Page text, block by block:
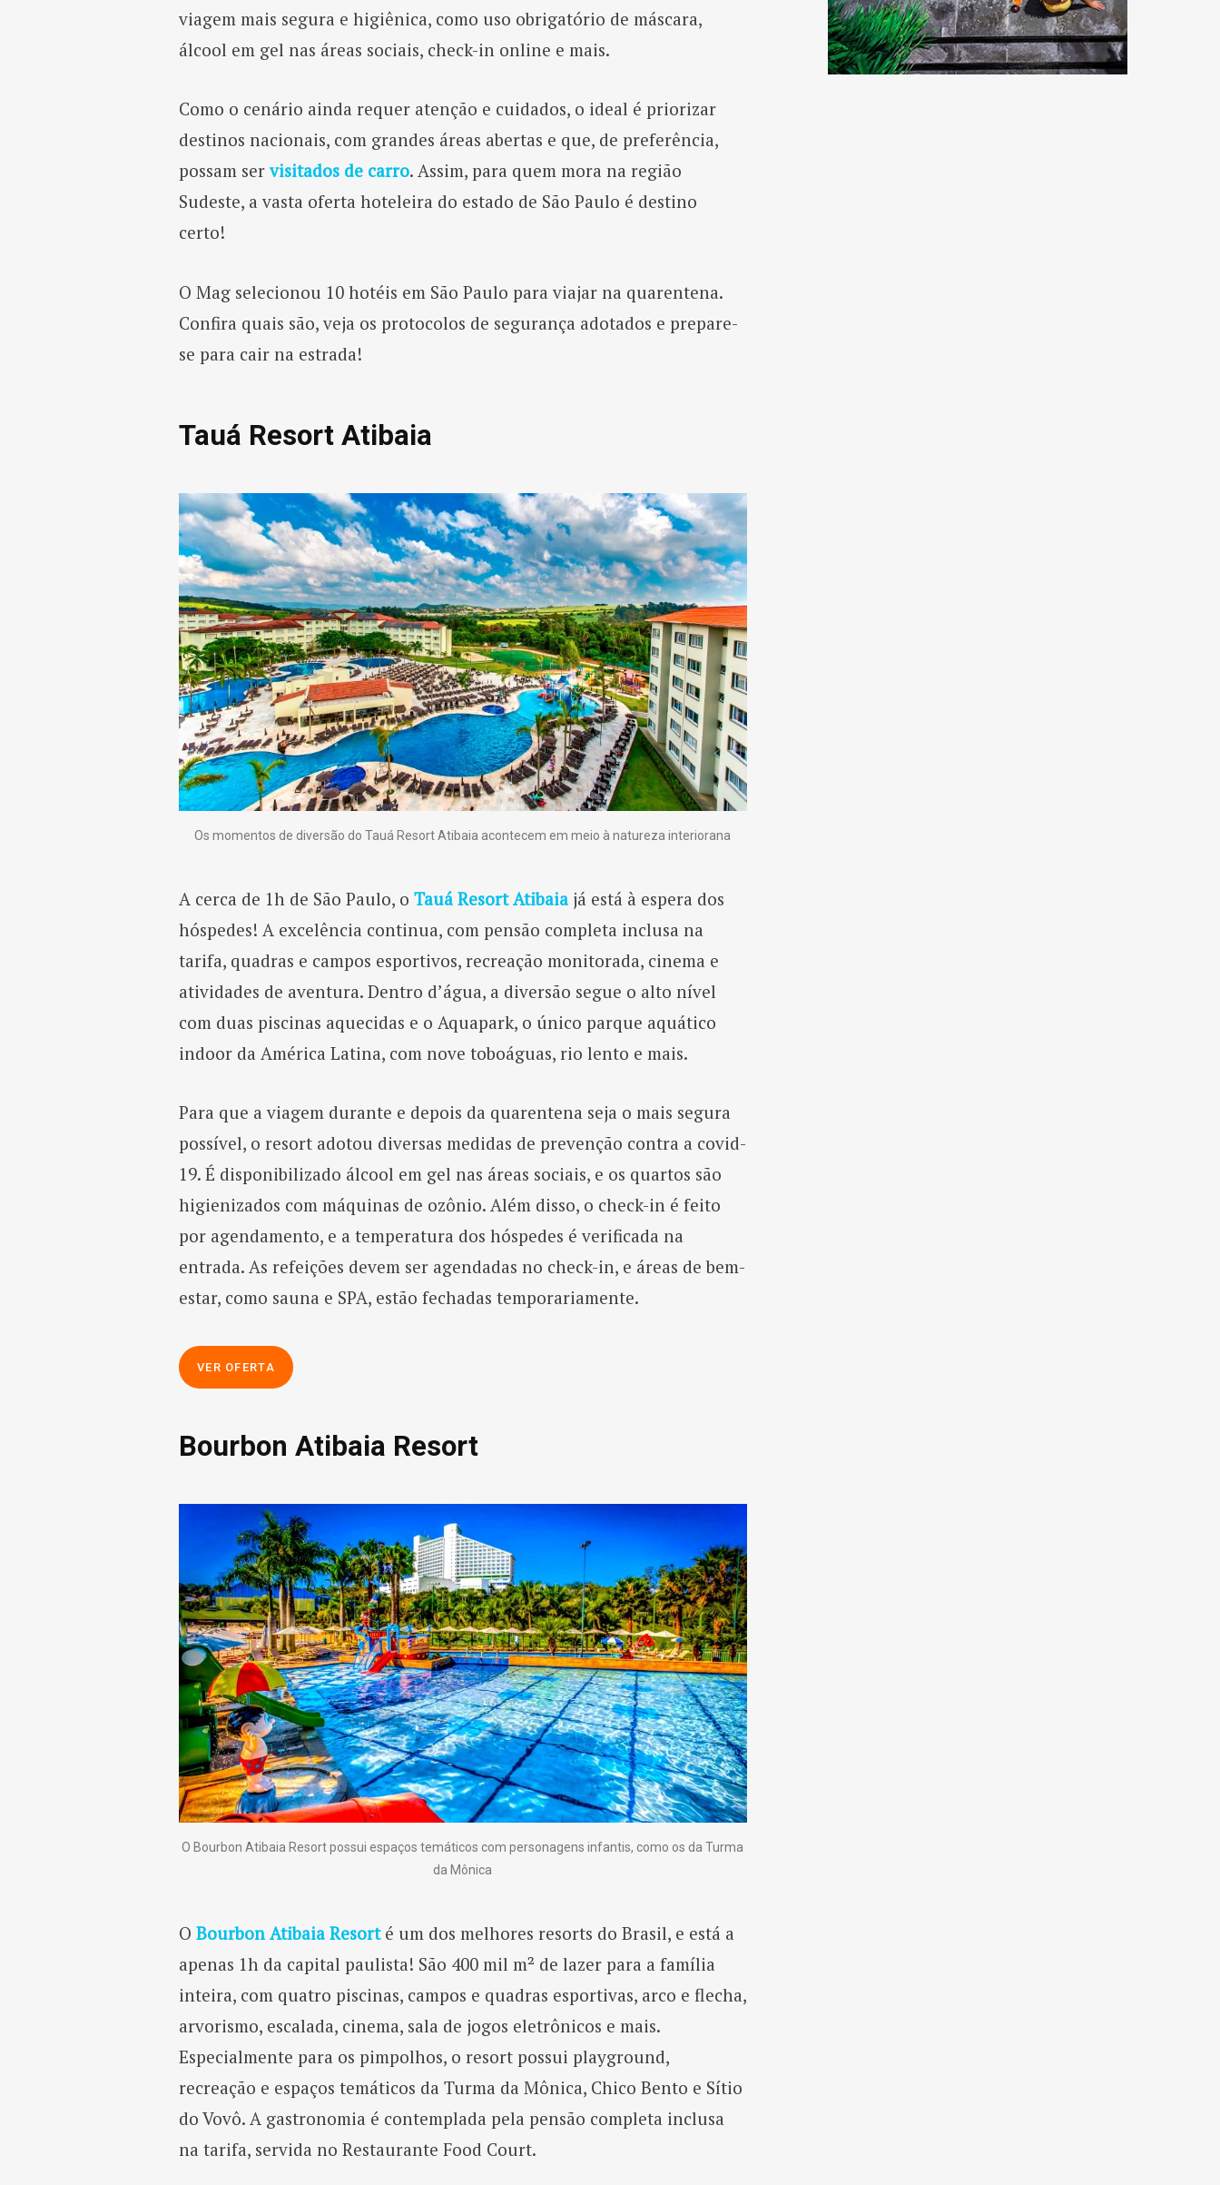
viagem mais segura e higiênica, como uso obrigatório de máscara,
álcool em gel nas áreas sociais, check-in online e mais.
Como o cenário ainda requer atenção e cuidados, o ideal é priorizar
destinos nacionais, com grandes áreas abertas e que, de preferência,
possam servisitados de carro. Assim, para quem mora na região
Sudeste, a vasta oferta hoteleira do estado de São Paulo é destino
certo!
O Mag selecionou 10 hotéis em São Paulo para viajar na quarentena.
Confira quais são, veja os protocolos de segurança adotados e prepare-
se para cair na estrada!
Tauá Resort Atibaia
Os momentos de diversão do Tauá Resort Atibaia acontecem em meio à natureza interiorana
A cerca de 1h de São Paulo, o Tauá Resort Atibaiajá está à espera dos
hóspedes! A excelência continua, com pensão completa inclusa na
tarifa, quadras e campos esportivos, recreação monitorada, cinema e
atividades de aventura. Dentro d’água, a diversão segue o alto nível
com duas piscinas aquecidas e o Aquapark, o único parque aquático
indoor da América Latina, com nove toboáguas, rio lento e mais.
Para que a viagem durante e depois da quarentena seja o mais segura
possível, o resort adotou diversas medidas de prevenção contra a covid-
19. É disponibilizado álcool em gel nas áreas sociais, e os quartos são
higienizados com máquinas de ozônio. Além disso, o check-in é feito
por agendamento, e a temperatura dos hóspedes é verificada na
entrada. As refeições devem ser agendadas no check-in, e áreas de bem-
estar, como sauna e SPA, estão fechadas temporariamente.
VER OFERTA
Bourbon Atibaia Resort
O Bourbon Atibaia Resort possui espaços temáticos com personagens infantis, como os da Turma
da Mônica
O Bourbon Atibaia Resorté um dos melhores resorts do Brasil, e está a
apenas 1h da capital paulista! São 400 mil m² de lazer para a família
inteira, com quatro piscinas, campos e quadras esportivas, arco e flecha,
arvorismo, escalada, cinema, sala de jogos eletrônicos e mais.
Especialmente para os pimpolhos, o resort possui playground,
recreação e espaços temáticos da Turma da Mônica, Chico Bento e Sítio
do Vovô. A gastronomia é contemplada pela pensão completa inclusa
na tarifa, servida no Restaurante Food Court.